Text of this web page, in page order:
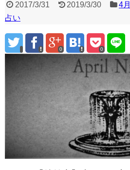
2017/3/31 2019/3/30 4
占い
0 0